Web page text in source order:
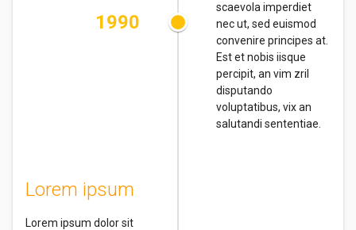
scaevola imperdiet
nec ut, sed euismod
convenire principes at.
Est et nobis iisque
percipit, an vim zril
disputando
voluptatibus, vix an
salutandi sententiae.
1990
Lorem ipsum
Lorem ipsum dolor sit